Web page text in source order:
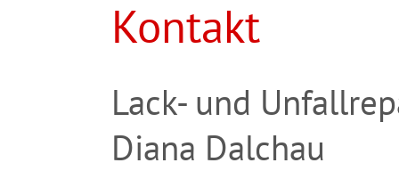
Kontakt
Lack- und
Diana Dalchau